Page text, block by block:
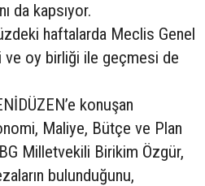
da kapsıyor.
haftalarda Meclis Genel
ve oy birliği ile geçmesi de
konuşan
Maliye, Bütçe ve Plan
Milletvekili Birikim Özgür,
bulunduğunu,